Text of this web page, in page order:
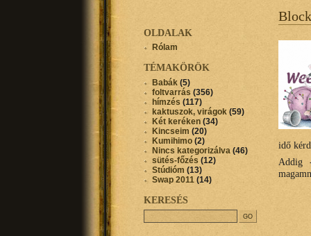
idő
Addig
OLDALAK
Rólam
TÉMAKÖRÖK
Babák (5)
foltvarrás (356)
hímzés (117)
kaktuszok, virágok (59)
Két keréken (34)
Kincseim (20)
Kumihimo (2)
Nincs kategorizálva (46)
sütés-főzés (12)
Stúdióm (13)
Swap 2011 (14)
KERESÉS